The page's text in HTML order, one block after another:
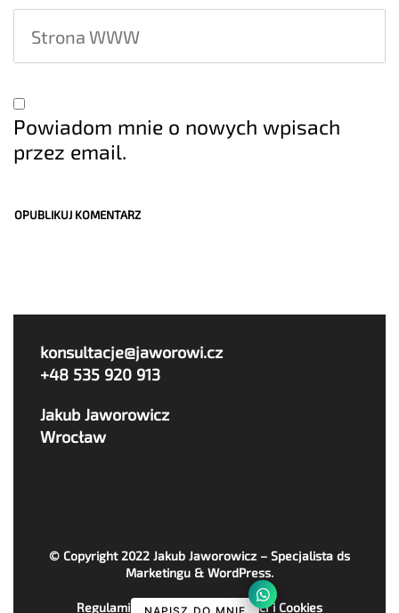
Powiadom mnie o nowych wpisach
przez email.
konsultacje@jaworowi.cz
+48 535 920 913
Jakub Jaworowicz
Wrocław
© Copyright 2022 Jakub Jaworowicz – Specjalista ds
Marketingu & WordPress.
Regulaminy, Polityka Prywatności i Cookies